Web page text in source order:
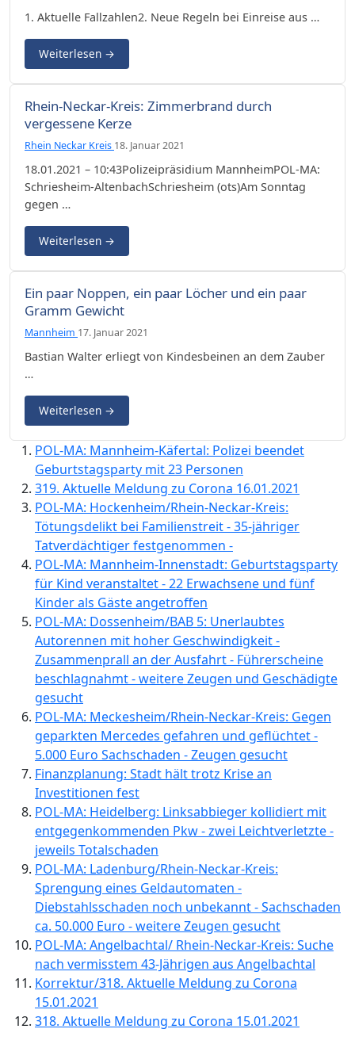
1. Aktuelle Fallzahlen2. Neue Regeln bei Einreise aus …
Weiterlesen →
Rhein-Neckar-Kreis: Zimmerbrand durch
vergessene Kerze
Rhein Neckar Kreis 18. Januar 2021
18.01.2021 – 10:43Polizeipräsidium MannheimPOL-MA:
Schriesheim-AltenbachSchriesheim (ots)Am Sonntag
gegen …
Weiterlesen →
Ein paar Noppen, ein paar Löcher und ein paar
Gramm Gewicht
Mannheim 17. Januar 2021
Bastian Walter erliegt von Kindesbeinen an dem Zauber
…
Weiterlesen →
POL-MA: Mannheim-Käfertal: Polizei beendet
Geburtstagsparty mit 23 Personen
319. Aktuelle Meldung zu Corona 16.01.2021
POL-MA: Hockenheim/Rhein-Neckar-Kreis:
Tötungsdelikt bei Familienstreit - 35-jähriger
Tatverdächtiger festgenommen -
POL-MA: Mannheim-Innenstadt: Geburtstagsparty
für Kind veranstaltet - 22 Erwachsene und fünf
Kinder als Gäste angetroffen
POL-MA: Dossenheim/BAB 5: Unerlaubtes
Autorennen mit hoher Geschwindigkeit -
Zusammenprall an der Ausfahrt - Führerscheine
beschlagnahmt - weitere Zeugen und Geschädigte
gesucht
POL-MA: Meckesheim/Rhein-Neckar-Kreis: Gegen
geparkten Mercedes gefahren und geflüchtet -
5.000 Euro Sachschaden - Zeugen gesucht
Finanzplanung: Stadt hält trotz Krise an
Investitionen fest
POL-MA: Heidelberg: Linksabbieger kollidiert mit
entgegenkommenden Pkw - zwei Leichtverletzte -
jeweils Totalschaden
POL-MA: Ladenburg/Rhein-Neckar-Kreis:
Sprengung eines Geldautomaten -
Diebstahlsschaden noch unbekannt - Sachschaden
ca. 50.000 Euro - weitere Zeugen gesucht
POL-MA: Angelbachtal/ Rhein-Neckar-Kreis: Suche
nach vermisstem 43-Jährigen aus Angelbachtal
Korrektur/318. Aktuelle Meldung zu Corona
15.01.2021
318. Aktuelle Meldung zu Corona 15.01.2021